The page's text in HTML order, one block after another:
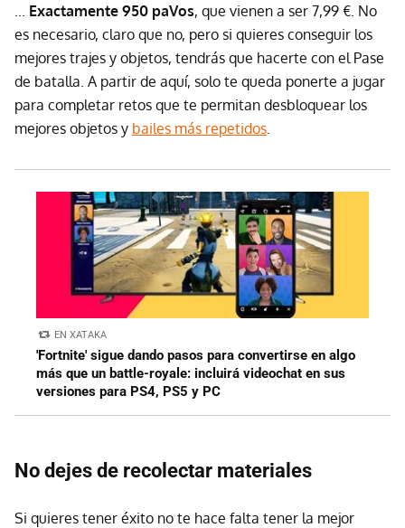
Exactamente 950 paVos, que vienen a ser 7,99 €. No
es necesario, claro que no, pero si quieres conseguir los
mejores trajes y objetos, tendrás que hacerte con el Pase
de batalla. A partir de aquí, solo te queda ponerte a jugar
para completar retos que te permitan desbloquear los
mejores objetos y bailes más repetidos
EN XATAKA
'Fortnite' sigue dando pasos para convertirse en algo
más que un battle-royale: incluirá videochat en sus
versiones para PS4, PS5 y PC
No dejes de recolectar materiales
Si quieres tener éxito no te hace falta tener la mejor